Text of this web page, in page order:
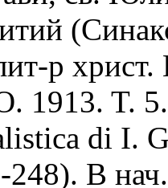
р
1913. T.
di I.
248). В